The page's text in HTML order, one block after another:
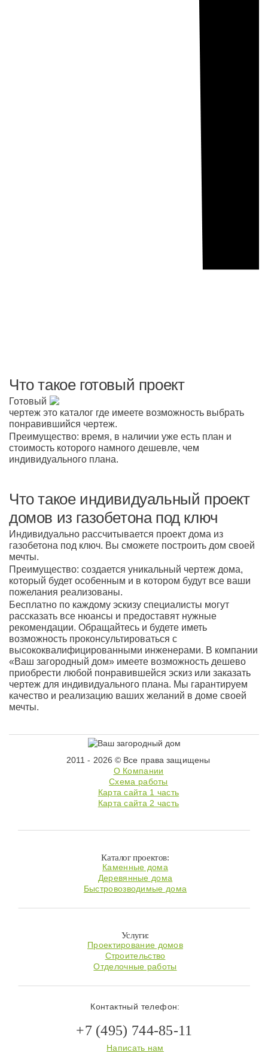
Что такое готовый проект
Готовый
чертеж это каталог где имеете возможность выбрать
понравившийся чертеж.
Преимущество: время, в наличии уже есть план и
стоимость которого намного дешевле, чем
индивидуального плана.
Что такое индивидуальный проект
домов из газобетона под ключ
Индивидуально рассчитывается проект дома из
газобетона под ключ. Вы сможете построить дом своей
мечты.
Преимущество: создается уникальный чертеж дома,
который будет особенным и в котором будут все ваши
пожелания реализованы.
Бесплатно по каждому эскизу специалисты могут
рассказать все нюансы и предоставят нужные
рекомендации. Обращайтесь и будете иметь
возможность проконсультироваться с
высококвалифицированными инженерами. В компании
«Ваш загородный дом» имеете возможность дешево
приобрести любой понравившейся эскиз или заказать
чертеж для индивидуального плана. Мы гарантируем
качество и реализацию ваших желаний в доме своей
мечты.
2011 - 2026 © Все права защищены
О Компании
Схема работы
Карта сайта 1 часть
Карта сайта 2 часть
Каталог проектов:
Каменные дома
Деревянные дома
Быстровозводимые дома
Услуги:
Проектирование домов
Строительство
Отделочные работы
Контактный телефон:
+7 (495) 744-85-11
Написать нам